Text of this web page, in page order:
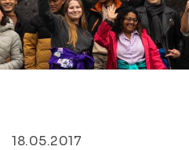
18.05.2017